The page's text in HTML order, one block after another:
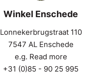
Winkel Enschede
Lonnekerbrugstraat 110
7547 AL Enschede
e.g. Read more
+31 (0)85 - 90 25 995